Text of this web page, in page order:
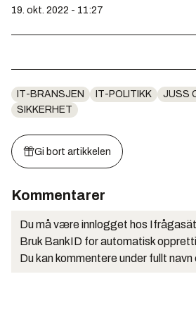
19. okt. 2022 - 11:27
IT-BRANSJEN IT-POLITIKK
JUSS
SIKKERHET
Gi bort artikkelen
Kommentarer
Du må være innlogget hos
Bruk BankID for automatisk
Du kan kommentere under fullt navn